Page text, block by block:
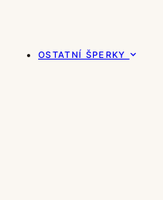
OSTATNÍ ŠPERKY